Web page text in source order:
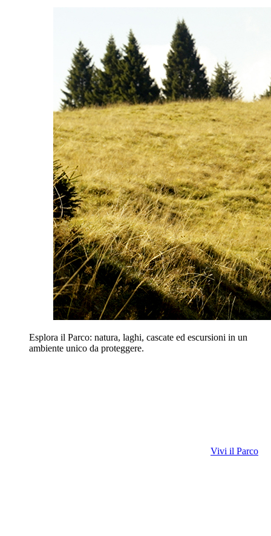
Esplora il Parco: natura, laghi, cascate ed escursioni in un
ambiente unico da proteggere.
Vivi il Parco